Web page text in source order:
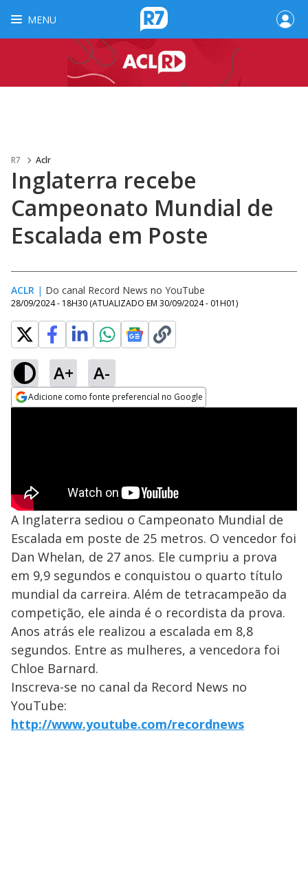
MENU
R7 Aclr
Inglaterra recebe
Campeonato Mundial de
Escalada em Poste
ACLR | Do canal Record News no YouTube
28/09/2024 - 18H30 (ATUALIZADO EM 30/09/2024 - 01H01)
A+ A-
Adicione como fonte preferencial no Google
A Inglaterra sediou o Campeonato Mundial de
Escalada em poste de 25 metros. O vencedor foi
Dan Whelan, de 27 anos. Ele cumpriu a prova
em 9,9 segundos e conquistou o quarto título
mundial da carreira. Além de tetracampeão da
competição, ele ainda é o recordista da prova.
Anos atrás ele realizou a escalada em 8,8
segundos. Entre as mulheres, a vencedora foi
Chloe Barnard.
Inscreva-se no canal da Record News no
YouTube:
http://www.youtube.com/recordnews